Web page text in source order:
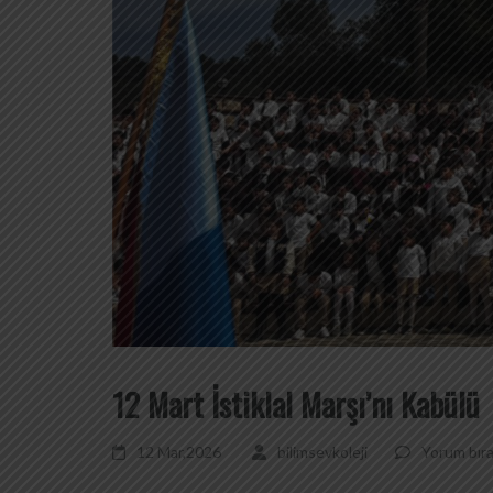
12 Mart İstiklal Marşı’nı Kabülü
12 Mar,2026 bilimsevkoleji Yorum